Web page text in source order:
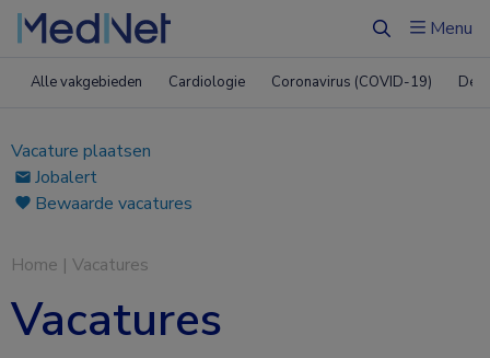
ZoekenMenu
Alle vakgebieden Cardiologie Coronavirus (COVID-19)
Vacature plaatsen
Jobalert
Bewaarde vacatures
Home | Vacatures
Vacatures